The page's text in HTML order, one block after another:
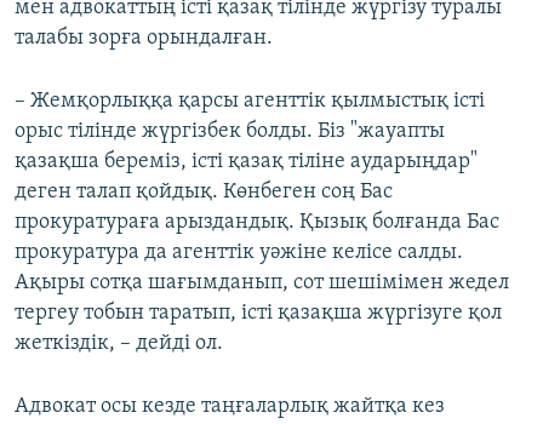
мен адвокаттың істі қазақ тілінде жүргізу туралы
талабы зорға орындалған.
– Жемқорлыққа қарсы агенттік қылмыстық істі
орыс тілінде жүргізбек болды. Біз "жауапты
қазақша береміз, істі қазақ тіліне аударыңдар"
деген талап қойдық. Көнбеген соң Бас
прокуратураға арыздандық. Қызық болғанда Бас
прокуратура да агенттік уәжіне келісе салды.
Ақыры сотқа шағымданып, сот шешімімен жедел
тергеу тобын таратып, істі қазақша жүргізуге қол
жеткіздік, – дейді ол.
Адвокат осы кезде таңғаларлық жайтқа кез